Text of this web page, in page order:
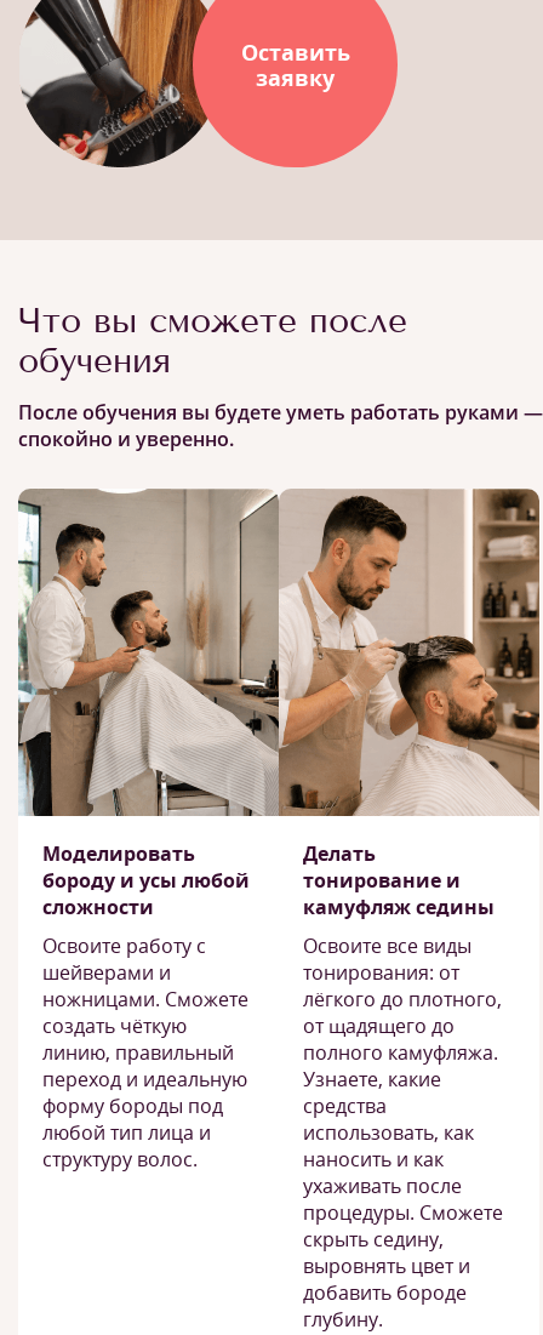
Оставить
заявку
Что вы сможете после
обучения
После обучения вы будете уметь работать руками —
спокойно и уверенно.
Моделировать
бороду и усы любой
сложности
Освоите работу с
шейверами и
ножницами. Сможете
создать чёткую
линию, правильный
переход и идеальную
форму бороды под
любой тип лица и
структуру волос.
Делать
тонирование и
камуфляж седины
Освоите все виды
тонирования: от
лёгкого до плотного,
от щадящего до
полного камуфляжа.
Узнаете, какие
средства
использовать, как
наносить и как
ухаживать после
процедуры. Сможете
скрыть седину,
выровнять цвет и
добавить бороде
глубину.